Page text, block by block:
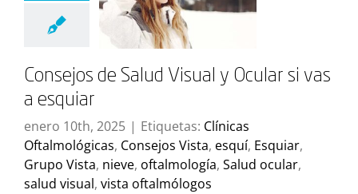
Consejos de Salud Visual y Ocular si vas
a esquiar
enero 10th, 2025 | Etiquetas: Clínicas
Oftalmológicas, Consejos Vista, esquí, Esquiar,
Grupo Vista, nieve, oftalmología, Salud ocular,
salud visual, vista oftalmólogos